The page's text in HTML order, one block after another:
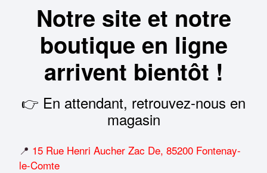
Notre site et notre
boutique en ligne
arrivent bientôt !
👉 En attendant, retrouvez-nous en
magasin
📍 15 Rue Henri Aucher Zac De, 85200 Fontenay-
le-Comte